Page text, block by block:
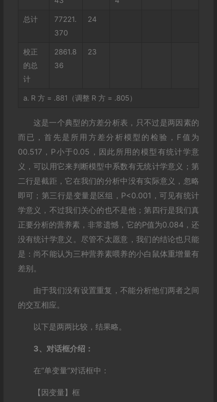
总计
77221.
370
24
校正
的总
计
2861.8
36
23
a. R 方 = .881（调整 R 方 = .805）
这是一个典型的方差分析表，只不过是两因素的
而已，首先是所用方差分析模型的检验，F值为
00.517，P小于0.05，因此所用的模型有统计学意
义，可以用它来判断模型中系数有无统计学意义；第
二行是截距，它在我们的分析中没有实际意义，忽略
即可；第三行是变量是区组，P<0.001，可见有统计
学意义，不过我们关心的也不是他；第四行是我们真
正要分析的营养素，非常遗憾，它的P值为0.084，还
没有统计学意义。尽管不太愿意，我们的结论也只能
是：尚不能认为三种营养素喂养的小白鼠体重增量有
差别。
由于我们没有设置重复，不能分析他们两者之间
的交互相应。
以下是两两比较，结果略。
3、对话框介绍：
在“单变量”对话框中：
【因变量】框